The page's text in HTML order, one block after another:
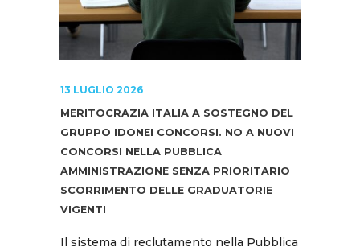
13 LUGLIO 2026
MERITOCRAZIA ITALIA A SOSTEGNO DEL
GRUPPO IDONEI CONCORSI. NO A NUOVI
CONCORSI NELLA PUBBLICA
AMMINISTRAZIONE SENZA PRIORITARIO
SCORRIMENTO DELLE GRADUATORIE
VIGENTI
Il sistema di reclutamento nella Pubblica